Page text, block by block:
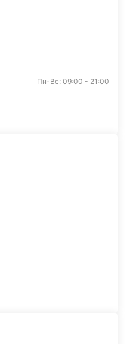
Пн-Вс: 09:00 - 21:00